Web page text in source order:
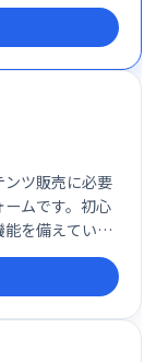
ツ販売に必要
ムです。初心
を備えていま